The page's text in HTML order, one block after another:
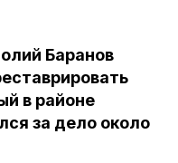
Баранов
в районе
за дело около